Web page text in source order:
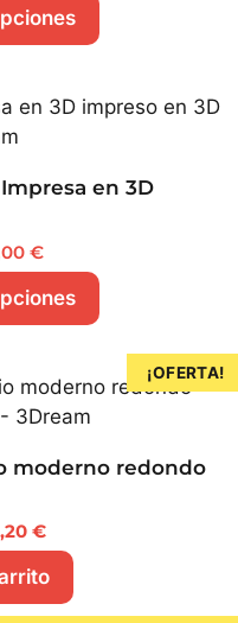
en 3D
€
¡OFERTA!
moderno redondo
€